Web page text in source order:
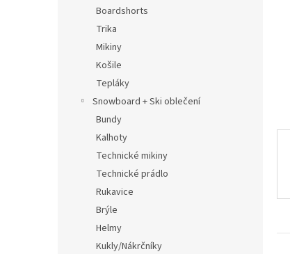
Boardshorts
Trika
Mikiny
Košile
Tepláky
Snowboard + Ski oblečení
Bundy
Kalhoty
Technické mikiny
Technické prádlo
Rukavice
Brýle
Helmy
Kukly/Nákrčníky